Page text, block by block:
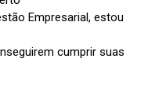
Empresarial, estou
cumprir suas